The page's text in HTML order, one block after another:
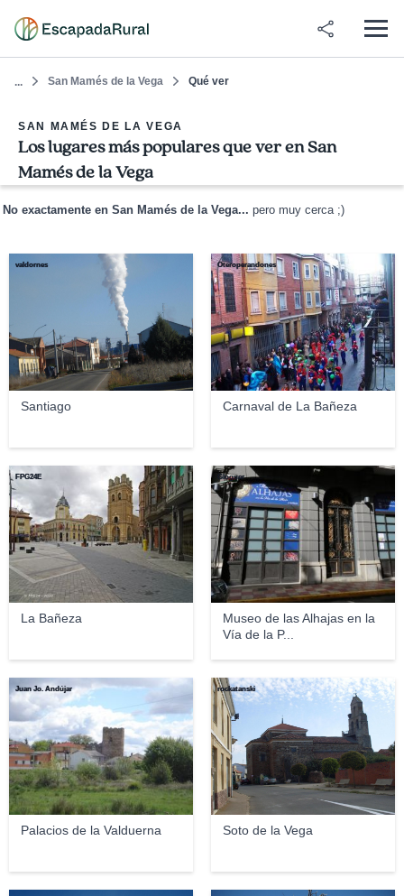
... San Mamés de la Vega Qué ver
SAN MAMÉS DE LA VEGA
Los lugares más populares que ver en San
Mamés de la Vega
No exactamente en San Mamés de la Vega... pero muy cerca ;)
Santiago
valdornes
Carnaval de La Bañeza
Oteroperandones
La Bañeza
FPG24E
Museo de las Alhajas en la
Vía de la P...
Gloguer
Palacios de la Valduerna
Juan Jo. Andújar
Soto de la Vega
rockatanski